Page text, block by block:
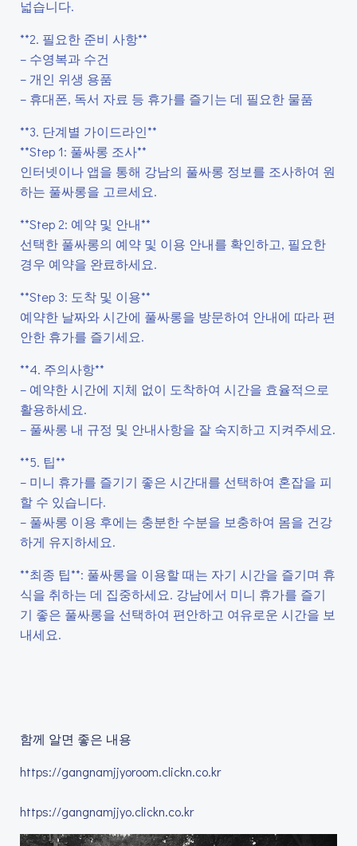
넓습니다.
**2. 필요한 준비 사항**
– 수영복과 수건
– 개인 위생 용품
– 휴대폰, 독서 자료 등 휴가를 즐기는 데 필요한 물품
**3. 단계별 가이드라인**
**Step 1: 풀싸롱 조사**
인터넷이나 앱을 통해 강남의 풀싸롱 정보를 조사하여 원
하는 풀싸롱을 고르세요.
**Step 2: 예약 및 안내**
선택한 풀싸롱의 예약 및 이용 안내를 확인하고, 필요한
경우 예약을 완료하세요.
**Step 3: 도착 및 이용**
예약한 날짜와 시간에 풀싸롱을 방문하여 안내에 따라 편
안한 휴가를 즐기세요.
**4. 주의사항**
– 예약한 시간에 지체 없이 도착하여 시간을 효율적으로
활용하세요.
– 풀싸롱 내 규정 및 안내사항을 잘 숙지하고 지켜주세요.
**5. 팁**
– 미니 휴가를 즐기기 좋은 시간대를 선택하여 혼잡을 피
할 수 있습니다.
– 풀싸롱 이용 후에는 충분한 수분을 보충하여 몸을 건강
하게 유지하세요.
**최종 팁**: 풀싸롱을 이용할 때는 자기 시간을 즐기며 휴
식을 취하는 데 집중하세요. 강남에서 미니 휴가를 즐기
기 좋은 풀싸롱을 선택하여 편안하고 여유로운 시간을 보
내세요.
함께 알면 좋은 내용
https://gangnamjjyoroom.clickn.co.kr
https://gangnamjjyo.clickn.co.kr